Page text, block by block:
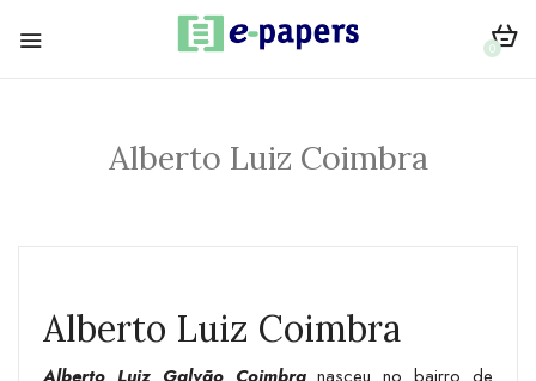
0
Alberto Luiz Coimbra
Alberto Luiz Coimbra
Alberto Luiz Galvão Coimbranasceu no bairro de